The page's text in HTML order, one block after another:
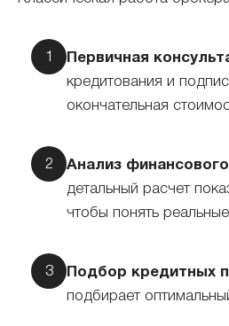
Первичная
кредитования и
окончательная
Анализ
детальный расчет
чтобы понять
Подбор кредитных
подбирает